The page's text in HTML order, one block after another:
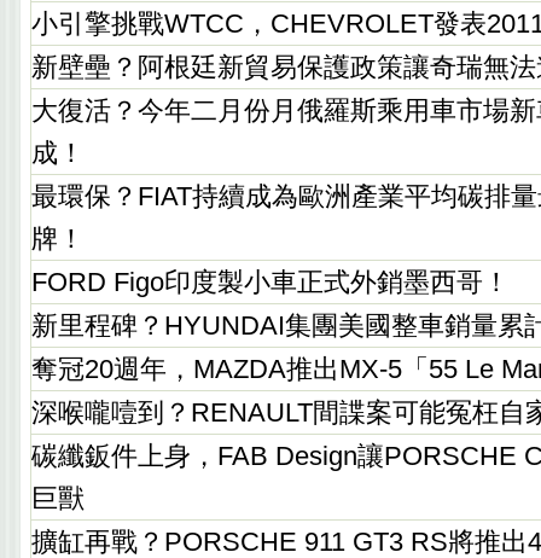
小引擎挑戰WTCC，CHEVROLET發表
新壁壘？阿根廷新貿易保護政策讓奇瑞無
大復活？今年二月份月俄羅斯乘用車市場
成！
最環保？FIAT持續成為歐洲產業平均碳排
牌！
FORD Figo印度製小車正式外銷墨西哥！
新里程碑？HYUNDAI集團美國整車銷量累
奪冠20週年，MAZDA推出MX-5「55 Le
深喉嚨噎到？RENAULT間諜案可能冤枉自
碳纖鈑件上身，FAB Design讓PORSCHE
巨獸
擴缸再戰？PORSCHE 911 GT3 RS將推出